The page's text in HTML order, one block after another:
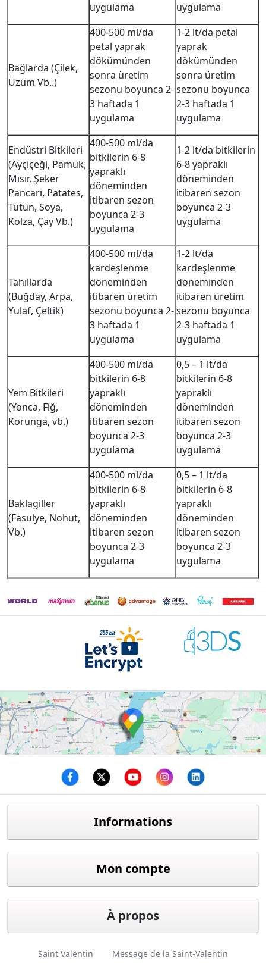
uygulama
uygulama
Bağlarda (Çilek,
Üzüm Vb..)
400-500 ml/da
petal yaprak
dökümünden
sonra üretim
sezonu boyunca 2-
3 haftada 1
uygulama
1-2 lt/da petal
yaprak
dökümünden
sonra üretim
sezonu boyunca
2-3 haftada 1
uygulama
Endüstri Bitkileri
(Ayçiçeği, Pamuk,
Mısır, Şeker
Pancarı, Patates,
Tütün, Soya,
Kolza, Çay Vb.)
400-500 ml/da
bitkilerin 6-8
yapraklı
döneminden
itibaren sezon
boyunca 2-3
uygulama
1-2 lt/da bitkilerin
6-8 yapraklı
döneminden
itibaren sezon
boyunca 2-3
uygulama
Tahıllarda
(Buğday, Arpa,
Yulaf, Çeltik)
400-500 ml/da
kardeşlenme
döneminden
itibaren üretim
sezonu boyunca 2-
3 haftada 1
uygulama
1-2 lt/da
kardeşlenme
döneminden
itibaren üretim
sezonu boyunca
2-3 haftada 1
uygulama
Yem Bitkileri
(Yonca, Fiğ,
Korunga, vb.)
400-500 ml/da
bitkilerin 6-8
yapraklı
döneminden
itibaren sezon
boyunca 2-3
uygulama
0,5 – 1 lt/da
bitkilerin 6-8
yapraklı
döneminden
itibaren sezon
boyunca 2-3
uygulama
Baklagiller
(Fasulye, Nohut,
Vb.)
400-500 ml/da
bitkilerin 6-8
yapraklı
döneminden
itibaren sezon
boyunca 2-3
uygulama
0,5 – 1 lt/da
bitkilerin 6-8
yapraklı
döneminden
itibaren sezon
boyunca 2-3
uygulama
Informations
Mon compte
À propos
Saint Valentin Message de la Saint-Valentin